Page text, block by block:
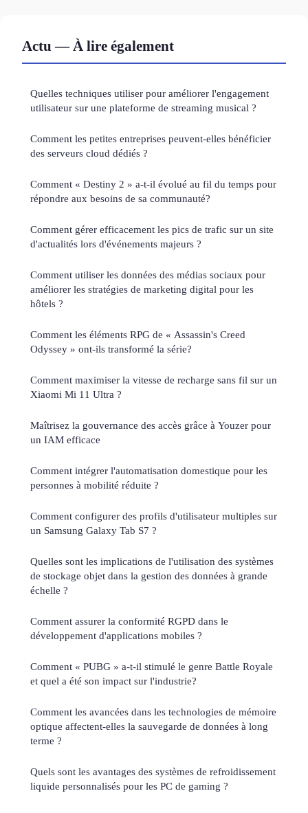
Actu — À lire également
Quelles techniques utiliser pour améliorer l'engagement
utilisateur sur une plateforme de streaming musical ?
Comment les petites entreprises peuvent-elles bénéficier
des serveurs cloud dédiés ?
Comment « Destiny 2 » a-t-il évolué au fil du temps pour
répondre aux besoins de sa communauté?
Comment gérer efficacement les pics de trafic sur un site
d'actualités lors d'événements majeurs ?
Comment utiliser les données des médias sociaux pour
améliorer les stratégies de marketing digital pour les
hôtels ?
Comment les éléments RPG de « Assassin's Creed
Odyssey » ont-ils transformé la série?
Comment maximiser la vitesse de recharge sans fil sur un
Xiaomi Mi 11 Ultra ?
Maîtrisez la gouvernance des accès grâce à Youzer pour
un IAM efficace
Comment intégrer l'automatisation domestique pour les
personnes à mobilité réduite ?
Comment configurer des profils d'utilisateur multiples sur
un Samsung Galaxy Tab S7 ?
Quelles sont les implications de l'utilisation des systèmes
de stockage objet dans la gestion des données à grande
échelle ?
Comment assurer la conformité RGPD dans le
développement d'applications mobiles ?
Comment « PUBG » a-t-il stimulé le genre Battle Royale
et quel a été son impact sur l'industrie?
Comment les avancées dans les technologies de mémoire
optique affectent-elles la sauvegarde de données à long
terme ?
Quels sont les avantages des systèmes de refroidissement
liquide personnalisés pour les PC de gaming ?